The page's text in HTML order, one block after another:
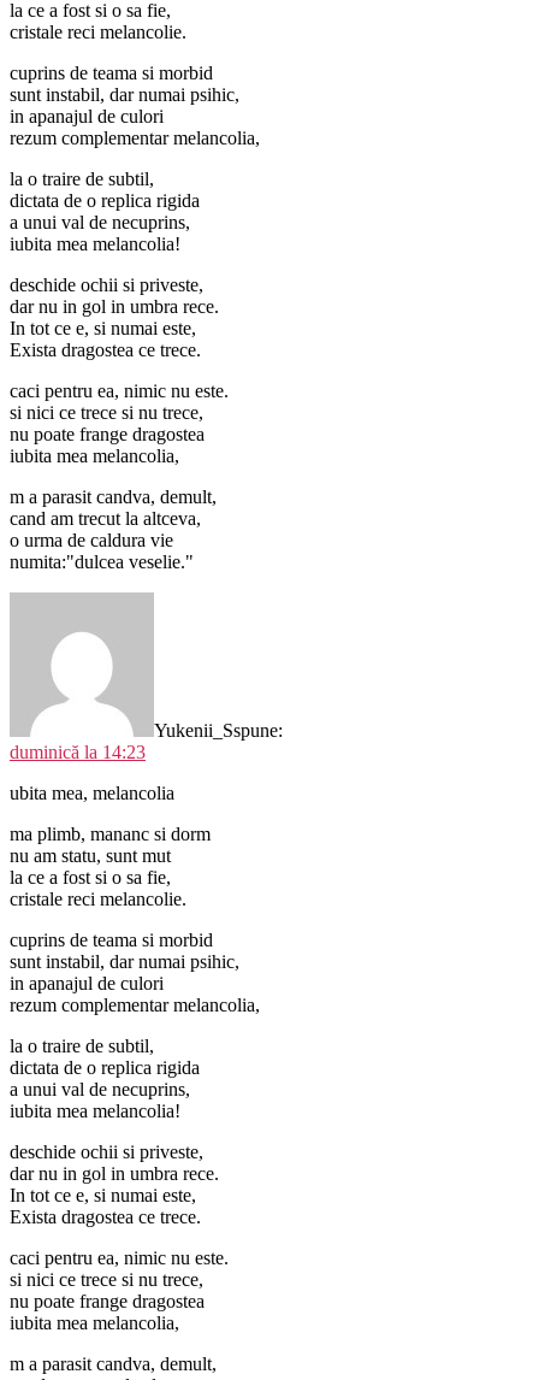
la ce a fost si o sa fie,
cristale reci melancolie.
cuprins de teama si morbid
sunt instabil, dar numai psihic,
in apanajul de culori
rezum complementar melancolia,
la o traire de subtil,
dictata de o replica rigida
a unui val de necuprins,
iubita mea melancolia!
deschide ochii si priveste,
dar nu in gol in umbra rece.
In tot ce e, si numai este,
Exista dragostea ce trece.
caci pentru ea, nimic nu este.
si nici ce trece si nu trece,
nu poate frange dragostea
iubita mea melancolia,
m a parasit candva, demult,
cand am trecut la altceva,
o urma de caldura vie
numita:"dulcea veselie."
Yukenii_Sspune:
duminică la 14:23
ubita mea, melancolia
ma plimb, mananc si dorm
nu am statu, sunt mut
la ce a fost si o sa fie,
cristale reci melancolie.
cuprins de teama si morbid
sunt instabil, dar numai psihic,
in apanajul de culori
rezum complementar melancolia,
la o traire de subtil,
dictata de o replica rigida
a unui val de necuprins,
iubita mea melancolia!
deschide ochii si priveste,
dar nu in gol in umbra rece.
In tot ce e, si numai este,
Exista dragostea ce trece.
caci pentru ea, nimic nu este.
si nici ce trece si nu trece,
nu poate frange dragostea
iubita mea melancolia,
m a parasit candva, demult,